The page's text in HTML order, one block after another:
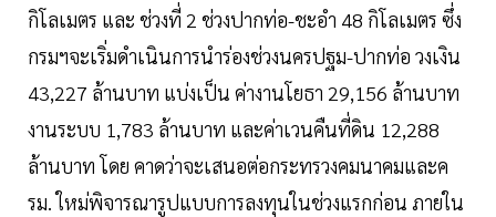
กิโลเมตร และ ช่วงที่ 2 ช่วงปากท่อ-ชะอำ 48 กิโลเมตร ซึ่ง
กรมฯจะเริ่มดำเนินการนำร่องช่วงนครปฐม-ปากท่อ วงเงิน
43,227 ล้านบาท แบ่งเป็น ค่างานโยธา 29,156 ล้านบาท
งานระบบ 1,783 ล้านบาท และค่าเวนคืนที่ดิน 12,288
ล้านบาท โดย คาดว่าจะเสนอต่อกระทรวงคมนาคมและค
รม. ใหม่พิจารณารูปแบบการลงทุนในช่วงแรกก่อน ภายใน